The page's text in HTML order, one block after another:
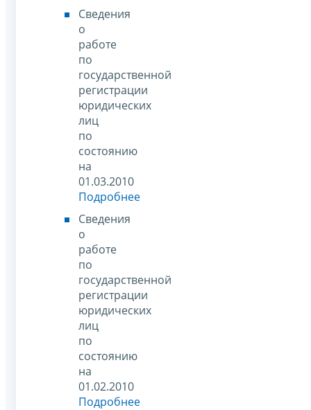
Сведения
о
работе
по
государственной
регистрации
юридических
лиц
по
состоянию
на
01.03.2010
Подробнее
Сведения
о
работе
по
государственной
регистрации
юридических
лиц
по
состоянию
на
01.02.2010
Подробнее